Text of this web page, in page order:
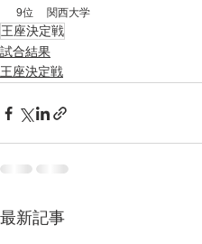
9位　 関西大学
王座決定戦
試合結果
王座決定戦
最新記事